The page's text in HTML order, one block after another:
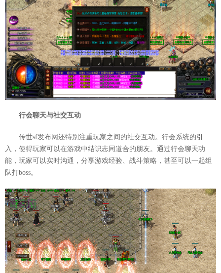
行会聊天与社交互动
传世sf发布网还特别注重玩家之间的社交互动。行会系统的引
入，使得玩家可以在游戏中结识志同道合的朋友。通过行会聊天功
能，玩家可以实时沟通，分享游戏经验、战斗策略，甚至可以一起组
队打boss。